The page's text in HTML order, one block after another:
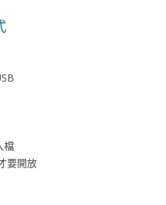
檔
要開放